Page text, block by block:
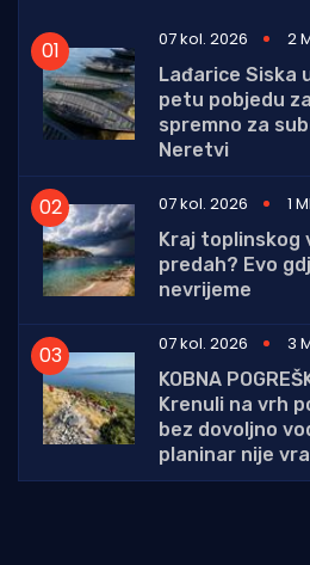
07 kol. 2026
2
Lađarice Siska
petu pobjedu
spremno za
Neretvi
07 kol. 2026
1
Kraj toplinskog
predah? Evo
nevrijeme
07 kol. 2026
3
KOBNA
Krenuli na vrh
bez dovoljno
planinar nije